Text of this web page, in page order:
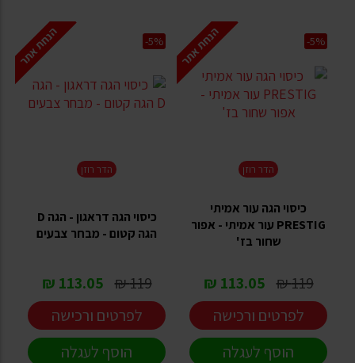
הנחת אתר
הדר רוזן
כיסוי הגה עור אמיתי
PRESTIG עור אמיתי - אפור
שחור בז'
119 ₪
113.05 ₪
-5%
לפרטים ורכישה
הוסף לעגלה
הנחת אתר
הדר רוזן
כיסוי הגה דראגון - הגה D
הגה קטום - מבחר צבעים
119 ₪
113.05 ₪
-5%
לפרטים ורכישה
הוסף לעגלה